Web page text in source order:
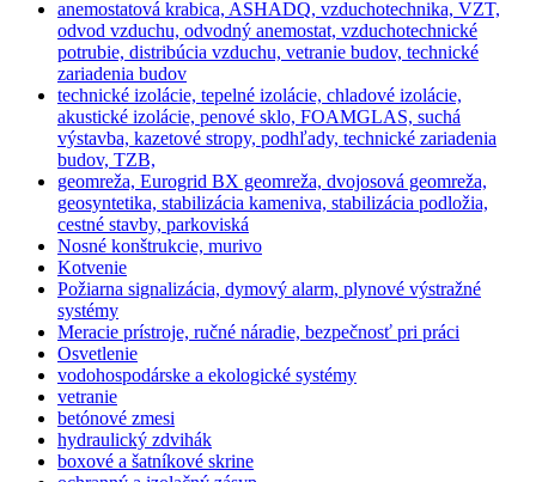
anemostatová krabica, ASHADQ, vzduchotechnika, VZT,
odvod vzduchu, odvodný anemostat, vzduchotechnické
potrubie, distribúcia vzduchu, vetranie budov, technické
zariadenia budov
technické izolácie, tepelné izolácie, chladové izolácie,
akustické izolácie, penové sklo, FOAMGLAS, suchá
výstavba, kazetové stropy, podhľady, technické zariadenia
budov, TZB,
geomreža, Eurogrid BX geomreža, dvojosová geomreža,
geosyntetika, stabilizácia kameniva, stabilizácia podložia,
cestné stavby, parkoviská
Nosné konštrukcie, murivo
Kotvenie
Požiarna signalizácia, dymový alarm, plynové výstražné
systémy
Meracie prístroje, ručné náradie, bezpečnosť pri práci
Osvetlenie
vodohospodárske a ekologické systémy
vetranie
betónové zmesi
hydraulický zdvihák
boxové a šatníkové skrine